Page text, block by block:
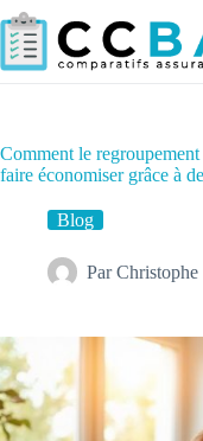
Passer
au
contenu
Comment le regroupement
faire économiser grâce à
Blog
Par Christophe